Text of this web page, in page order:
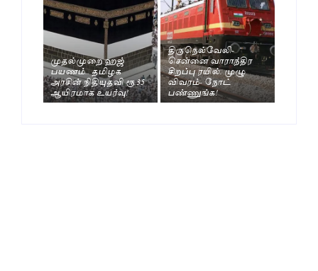
முதல்முறை ஹஜ்
பயணம்.. தமிழக
அரசின் நிதியுதவி ரூ.35
ஆயிரமாக உயர்வு!
திருநெல்வேலி-
சென்னை வாராந்திர
சிறப்பு ரயில். முழு
விவரம்- நோட்
பண்ணுங்க!